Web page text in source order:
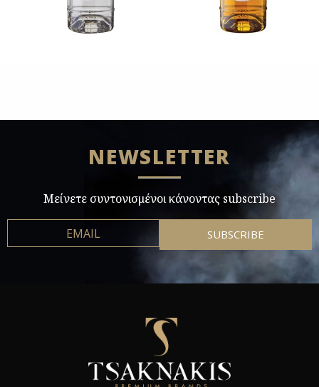
NEWSLETTER
Μείνετε συντονισμένοι κάνοντας subscribe